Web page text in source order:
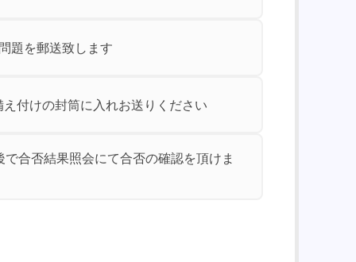
題を郵送致します
付けの封筒に入れお送りください
合否結果照会にて合否の確認を頂けま